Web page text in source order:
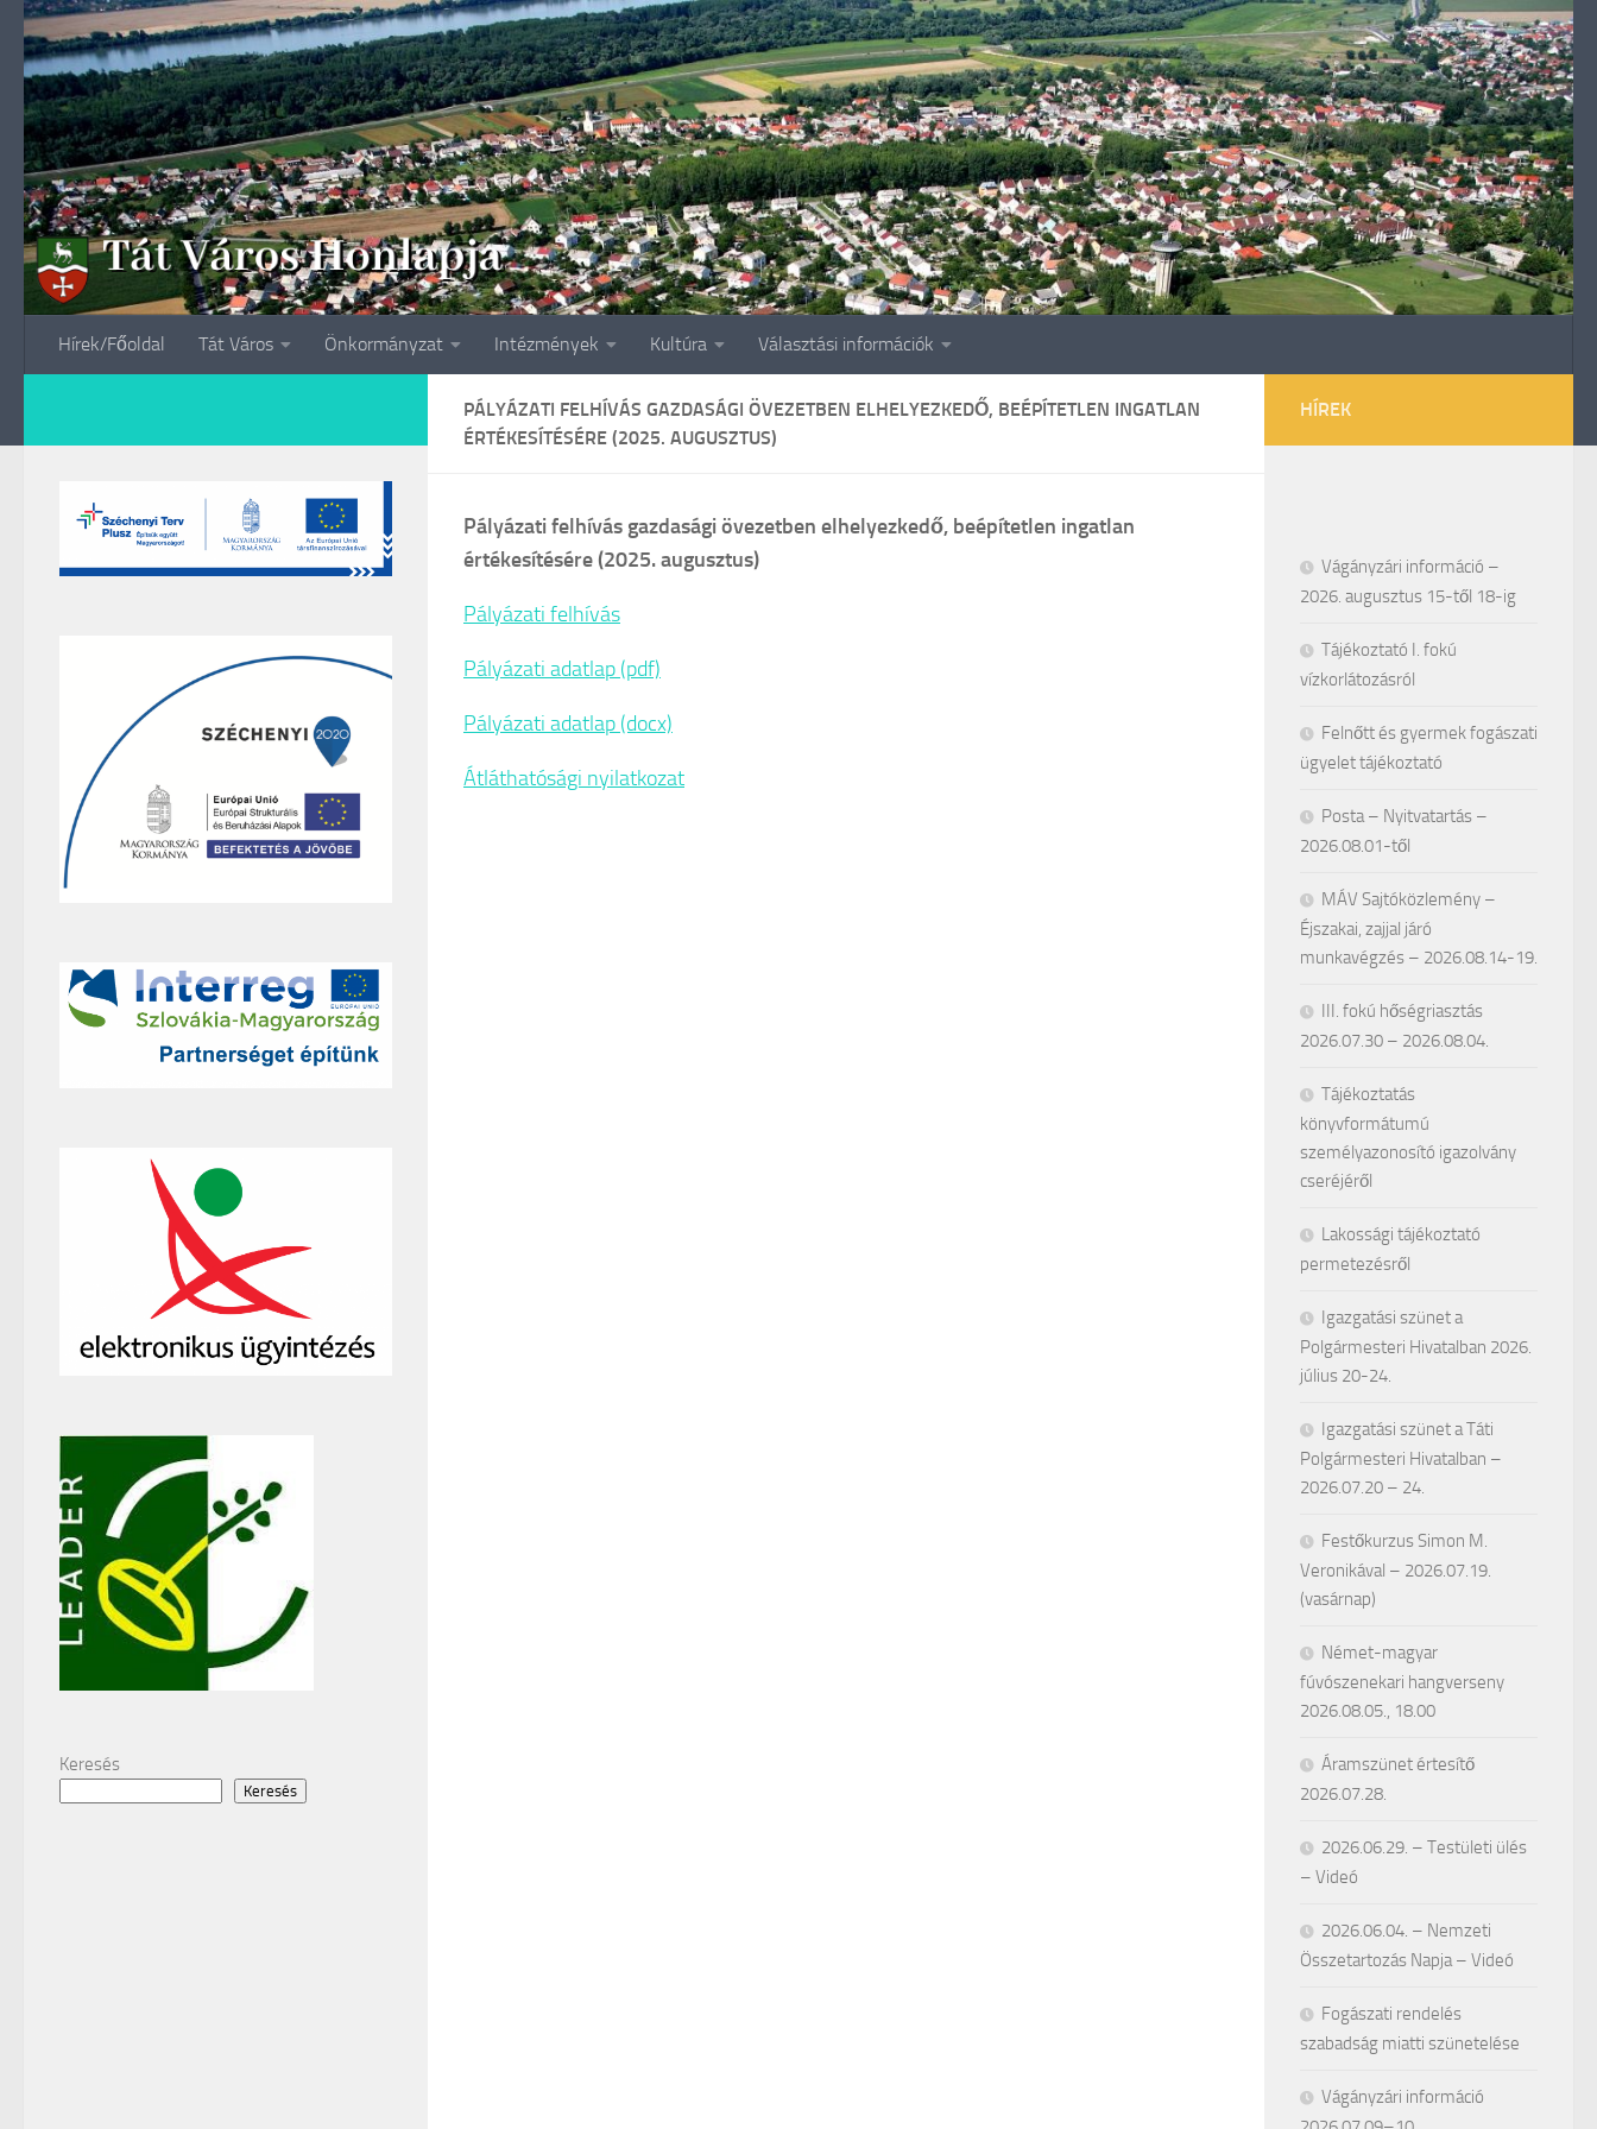
Skip to content
Hírek/Főoldal Tát Város Önkormányzat Intézmények Kultúra Választási információk
PÁLYÁZATI FELHÍVÁS GAZDASÁGI ÖVEZETBEN ELHELYEZKEDŐ, BEÉPÍTETLEN INGATLAN
ÉRTÉKESÍTÉSÉRE (2025. AUGUSZTUS)
Pályázati felhívás gazdasági övezetben elhelyezkedő, beépítetlen ingatlan
értékesítésére (2025. augusztus)
Pályázati felhívás
Pályázati adatlap (pdf)
Pályázati adatlap (docx)
Átláthatósági nyilatkozat
Keresés
Keresés
HÍREK
Vágányzári információ –
2026. augusztus 15-től 18-ig
Tájékoztató I. fokú
vízkorlátozásról
Felnőtt és gyermek fogászati
ügyelet tájékoztató
Posta – Nyitvatartás –
2026.08.01-től
MÁV Sajtóközlemény –
Éjszakai, zajjal járó
munkavégzés – 2026.08.14-19.
III. fokú hőségriasztás
2026.07.30 – 2026.08.04.
Tájékoztatás
könyvformátumú
személyazonosító igazolvány
cseréjéről
Lakossági tájékoztató
permetezésről
Igazgatási szünet a
Polgármesteri Hivatalban 2026.
július 20-24.
Igazgatási szünet a Táti
Polgármesteri Hivatalban –
2026.07.20 – 24.
Festőkurzus Simon M.
Veronikával – 2026.07.19.
(vasárnap)
Német-magyar
fúvószenekari hangverseny
2026.08.05., 18.00
Áramszünet értesítő
2026.07.28.
2026.06.29. – Testületi ülés
– Videó
2026.06.04. – Nemzeti
Összetartozás Napja – Videó
Fogászati rendelés
szabadság miatti szünetelése
Vágányzári információ